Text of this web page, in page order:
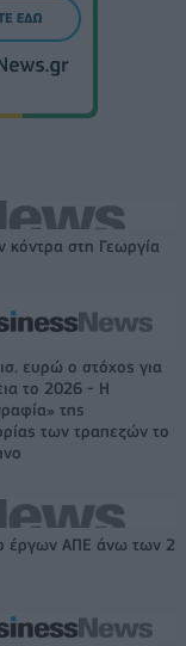
κόντρα στη Γεωργία
ευρώ ο στόχος για
το 2026 - Η
της
των τραπεζών το
έργων ΑΠΕ άνω των 2